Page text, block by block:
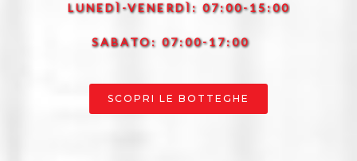
LUNEDÌ-VENERDÌ: 07:00-15:00
SABATO: 07:00-17:00
SCOPRI LE BOTTEGHE